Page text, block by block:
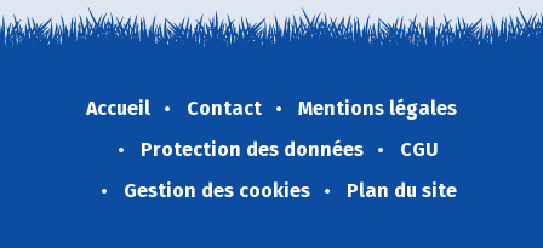
Accueil Contact
Mentions légales
Protection des données
CGU
Gestion des cookies
Plan du site